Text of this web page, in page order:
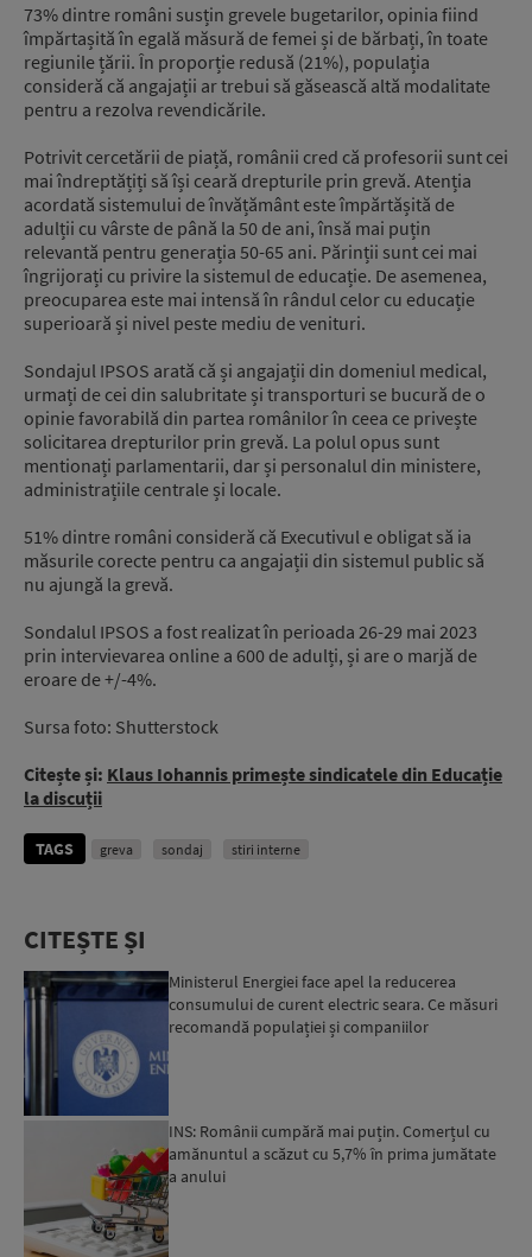
73% dintre români susțin grevele bugetarilor, opinia fiind
împărtașită în egală măsură de femei și de bărbați, în toate
regiunile țării. În proporție redusă (21%), populația
consideră că angajații ar trebui să găsească altă modalitate
pentru a rezolva revendicările.
Potrivit cercetării de piață, românii cred că profesorii sunt cei
mai îndreptățiți să își ceară drepturile prin grevă. Atenția
acordată sistemului de învățământ este împărtășită de
adulții cu vârste de până la 50 de ani, însă mai puțin
relevantă pentru generația 50-65 ani. Părinții sunt cei mai
îngrijorați cu privire la sistemul de educație. De asemenea,
preocuparea este mai intensă în rândul celor cu educație
superioară și nivel peste mediu de venituri.
Sondajul IPSOS arată că și angajații din domeniul medical,
urmați de cei din salubritate și transporturi se bucură de o
opinie favorabilă din partea românilor în ceea ce privește
solicitarea drepturilor prin grevă. La polul opus sunt
mentionați parlamentarii, dar și personalul din ministere,
administrațiile centrale și locale.
51% dintre români consideră că Executivul e obligat să ia
măsurile corecte pentru ca angajații din sistemul public să
nu ajungă la grevă.
Sondalul IPSOS a fost realizat în perioada 26-29 mai 2023
prin intervievarea online a 600 de adulți, și are o marjă de
eroare de +/-4%.
Sursa foto: Shutterstock
Citește și: Klaus Iohannis primește sindicatele din Educație
la discuții
TAGS greva sondaj stiri interne
CITEȘTE ȘI
Ministerul Energiei face apel la reducerea
consumului de curent electric seara. Ce măsuri
recomandă populației și companiilor
INS: Românii cumpără mai puțin. Comerțul cu
amănuntul a scăzut cu 5,7% în prima jumătate
a anului